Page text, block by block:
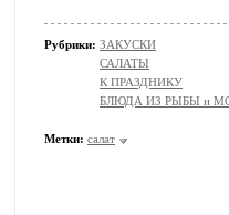
Рубрики: ЗАКУСКИ
САЛАТЫ
К ПРАЗДНИКУ
БЛЮДА ИЗ РЫБЫ и
Метки: салат